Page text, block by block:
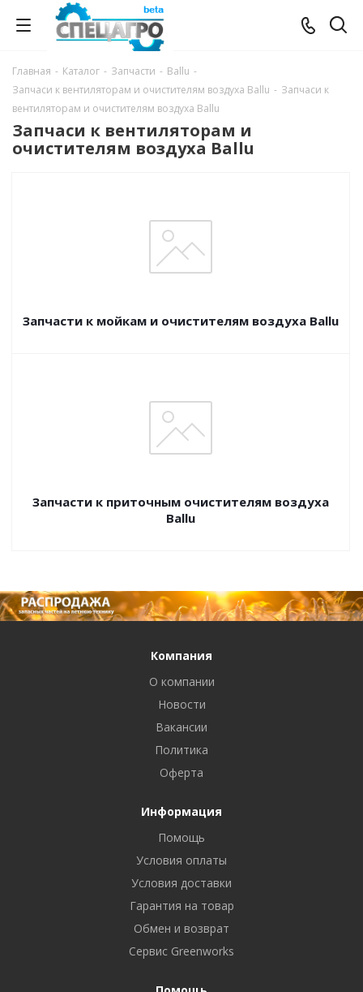
Главная - Каталог - Запчасти - Ballu -
Запчаси к вентиляторам и очистителям воздуха Ballu - Запчаси к
вентиляторам и очистителям воздуха Ballu
Запчаси к вентиляторам и
очистителям воздуха Ballu
Запчасти к мойкам и очистителям воздуха Ballu
Запчасти к приточным очистителям воздуха
Ballu
Компания
О компании
Новости
Вакансии
Политика
Оферта
Информация
Помощь
Условия оплаты
Условия доставки
Гарантия на товар
Обмен и возврат
Сервис Greenworks